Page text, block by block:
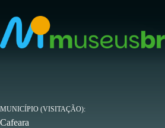
para
conteúdo
MUNICÍPIO (VISITAÇÃO)
Cafeara